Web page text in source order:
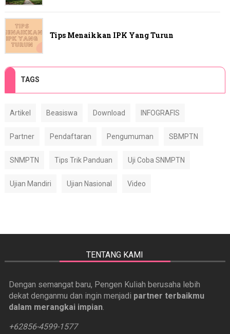
Tips Menaikkan IPK Yang Turun
TAGS
Artikel Beasiswa Download INFOGRAFIS
Partner Pendaftaran Pengumuman SBMPTN
SNMPTN Tips Trik Panduan Uji Coba SNMPTN
Ujian Mandiri Ujian Nasional Video
TENTANG KAMI
Dengan semangat baru, Pengen Kuliah berusaha lebih
dekat denganmu dan ingin menjadi partner terbaikmu
dalam merangkai impian.
+62856-4599-1577